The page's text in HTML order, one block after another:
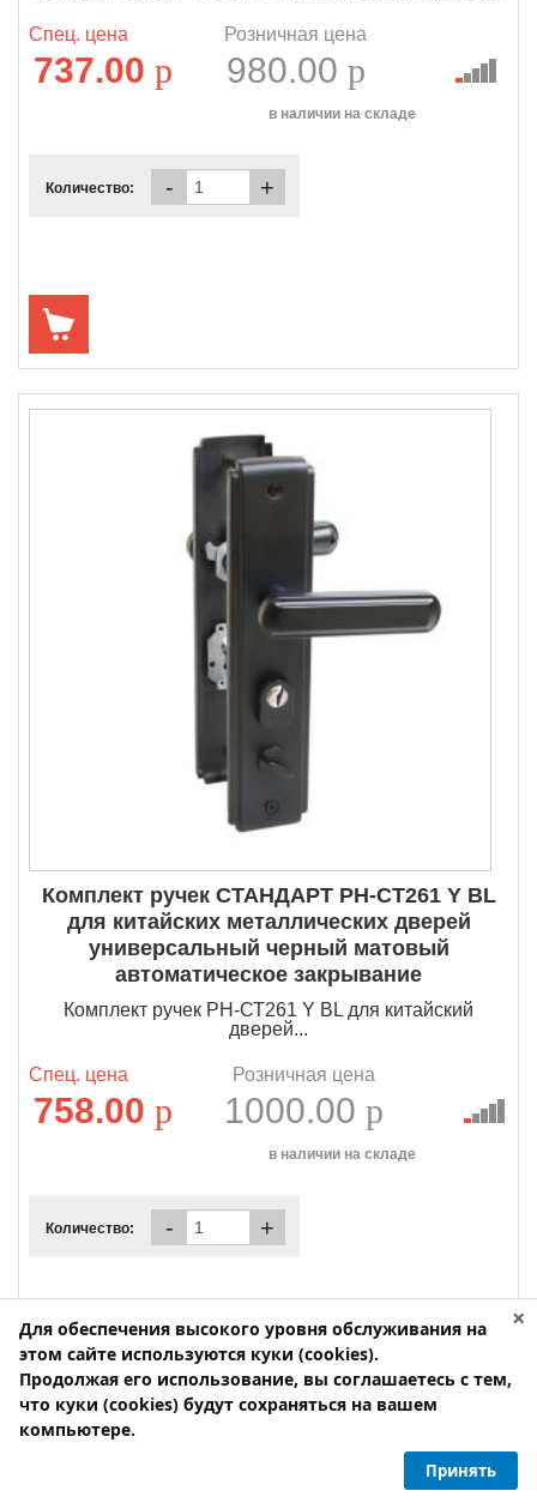
Спец. цена
737.00 p
Розничная цена
980.00 p
в наличии на складе
Количество: - +
Комплект ручек СТАНДАРТ РН-СТ261 Y BL
для китайских металлических дверей
универсальный черный матовый
автоматическое закрывание
Комплект ручек РН-СТ261 Y BL для китайский
дверей...
Спец. цена
758.00 p
Розничная цена
1000.00 p
в наличии на складе
Количество: - +
×
Для обеспечения высокого уровня обслуживания на
этом сайте используются куки (cookies).
Продолжая его использование, вы соглашаетесь с тем,
что куки (cookies) будут сохраняться на вашем
компьютере.
Принять